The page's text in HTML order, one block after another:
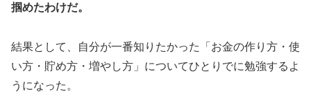
掴めたわけだ。
結果として、自分が一番知りたかった「お金の作り方・使
い方・貯め方・増やし方」についてひとりでに勉強するよ
うになった。